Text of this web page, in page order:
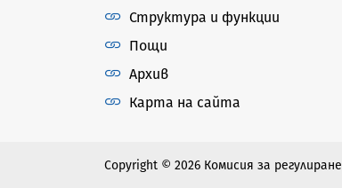
Структура и функции
Пощи
Архив
Карта на сайта
Copyright © 2026 Комисия за